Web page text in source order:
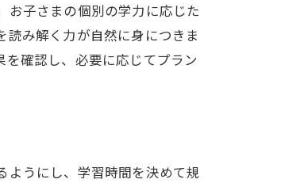
お子さまの個別の学力に応じた
み解く力が自然に身につきま
確認し、必要に応じてプラン
ようにし、学習時間を決めて規